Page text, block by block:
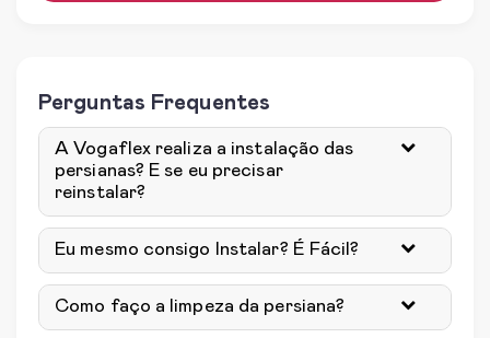
Perguntas Frequentes
A Vogaflex realiza a instalação das
persianas? E se eu precisar
reinstalar?
Eu mesmo consigo Instalar? É Fácil?
Como faço a limpeza da persiana?